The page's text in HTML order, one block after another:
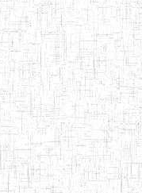
2014 ENIEG Privé
2009 ENIEG Privé
2001 ENIEG Privé
2014 ENIET Privé